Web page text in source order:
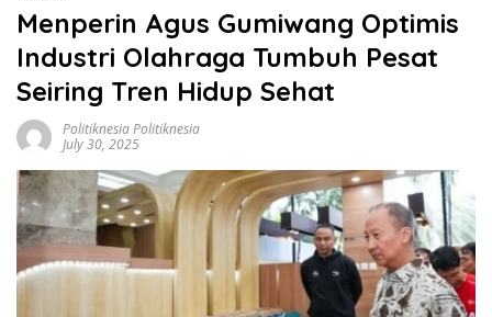
Menperin Agus Gumiwang Optimis
Industri Olahraga Tumbuh Pesat
Seiring Tren Hidup Sehat
Politiknesia Politiknesia
July 30, 2025